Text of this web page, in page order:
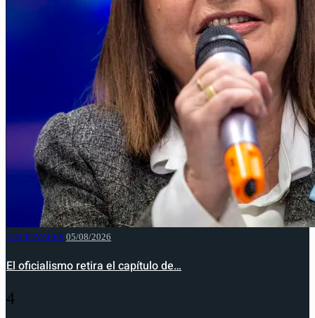
NACIONALES 05/08/2026
El oficialismo retira el capítulo de…
4